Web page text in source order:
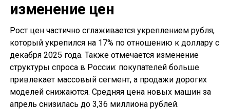
изменение цен
Рост цен частично сглаживается укреплением рубля,
который укрепился на 17% по отношению к доллару с
декабря 2025 года. Также отмечается изменение
структуры спроса в России: покупателей больше
привлекает массовый сегмент, а продажи дорогих
моделей снижаются. Средняя цена новых машин за
апрель снизилась до 3,36 миллиона рублей.